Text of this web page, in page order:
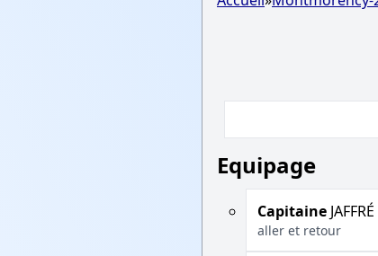
Equipage
Capitaine
aller et retour